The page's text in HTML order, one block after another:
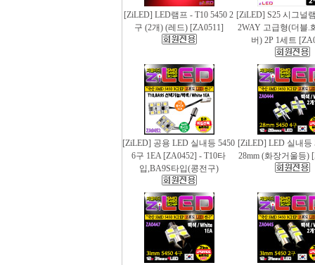
[ZiLED] LED램프 - T10 5450 2
구 (2개) (레드) [ZA0511]
[ZiLED] S25 시그널
2WAY 고급형(더블.
버) 2P 1세트
[ZiLED] 공용 LED 실내등 5450
6구 1EA [ZA0452] - T10타
입,BA9S타입(콩전구)
[ZiLED] LED 실내등
28mm (화장거울등)